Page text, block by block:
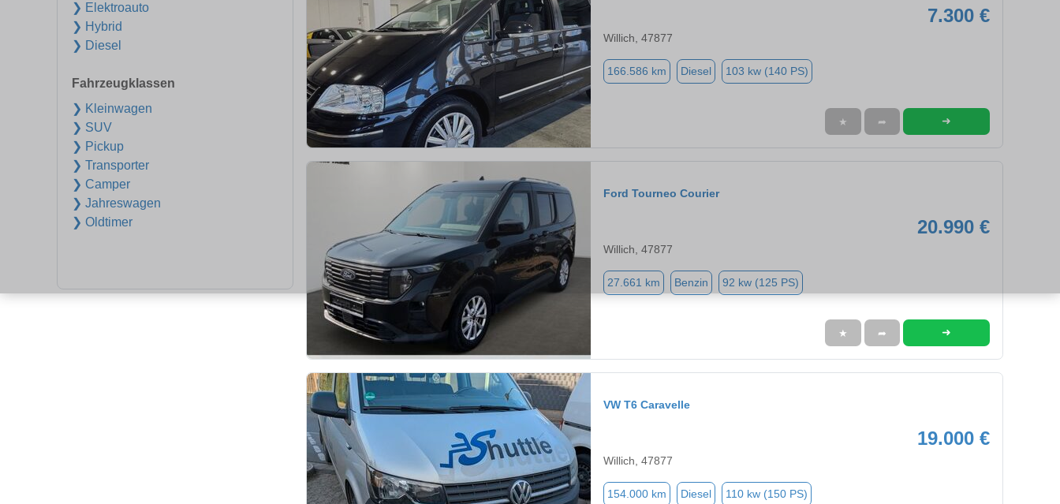
❯ Elektroauto
❯ Hybrid
❯ Diesel
Fahrzeugklassen
❯ Kleinwagen
❯ SUV
❯ Pickup
❯ Transporter
❯ Camper
❯ Jahreswagen
❯ Oldtimer
7.300 €
Willich, 47877
166.586 km Diesel 103 kw (140 PS)
★ ➦ ➜
Ford Tourneo Courier
20.990 €
Willich, 47877
27.661 km Benzin 92 kw (125 PS)
★ ➦ ➜
VW T6 Caravelle
19.000 €
Willich, 47877
154.000 km Diesel 110 kw (150 PS)